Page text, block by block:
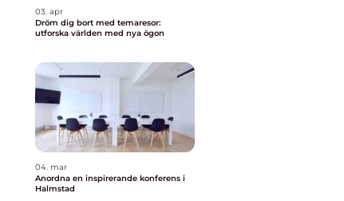
03. apr
Dröm dig bort med temaresor:
utforska världen med nya ögon
04. mar
Anordna en inspirerande konferens i
Halmstad